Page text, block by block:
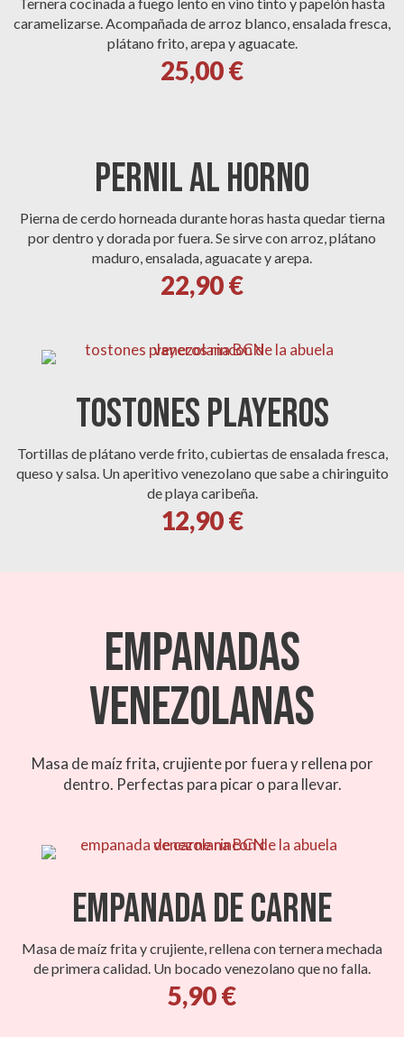
caramelizarse. Acompañada de arroz blanco, ensalada fresca,
plátano frito, arepa y aguacate.
25,00 €
PERNIL AL HORNO
Pierna de cerdo horneada durante horas hasta quedar tierna
por dentro y dorada por fuera. Se sirve con arroz, plátano
maduro, ensalada, aguacate y arepa.
22,90 €
TOSTONES PLAYEROS
Tortillas de plátano verde frito, cubiertas de ensalada fresca,
queso y salsa. Un aperitivo venezolano que sabe a chiringuito
de playa caribeña.
12,90 €
EMPANADAS
VENEZOLANAS
Masa de maíz frita, crujiente por fuera y rellena por
dentro. Perfectas para picar o para llevar.
Empanada de Carne
Masa de maíz frita y crujiente, rellena con ternera mechada
de primera calidad. Un bocado venezolano que no falla.
5,90 €